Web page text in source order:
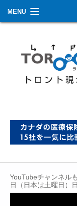
MENU
生活情報
その他
イベントカレンダー
About Us
YouTubeチャンネル
日（日本は土曜日）